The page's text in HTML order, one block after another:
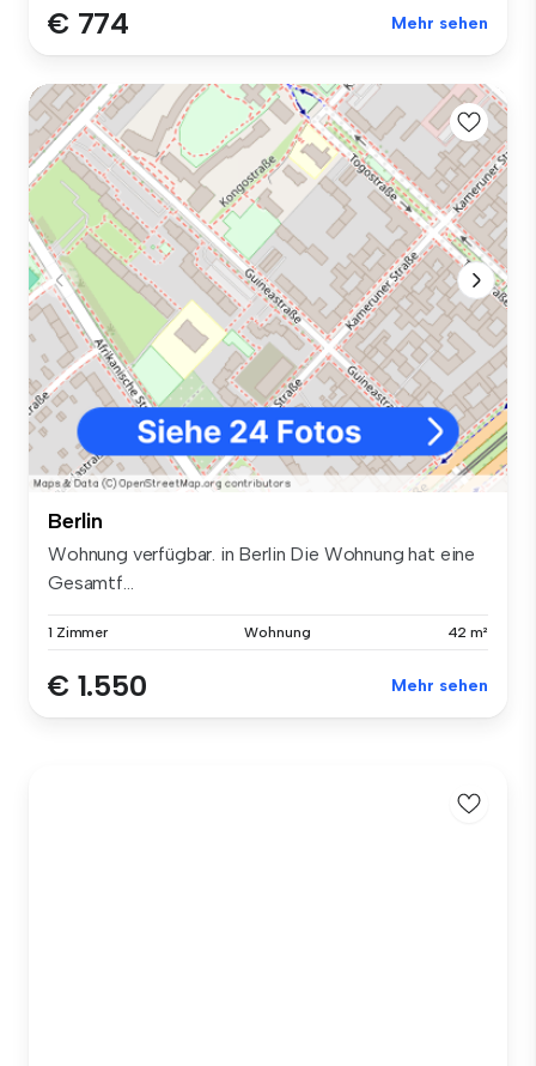
€ 774 Mehr sehen
Berlin
Wohnung verfügbar. in Berlin Die Wohnung hat eine
Gesamtf...
1 Zimmer Wohnung 42 m²
€ 1.550 Mehr sehen